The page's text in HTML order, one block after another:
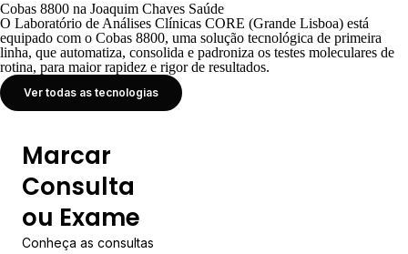
Cobas 8800 na Joaquim Chaves Saúde
O Laboratório de Análises Clínicas CORE (Grande Lisboa) está
equipado com o Cobas 8800, uma solução tecnológica de primeira
linha, que automatiza, consolida e padroniza os testes moleculares de
rotina, para maior rapidez e rigor de resultados.
Ver todas as tecnologias
Marcar
Consulta
ou Exame
Conheça as consultas